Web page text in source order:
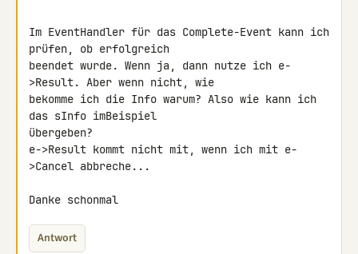
Im EventHandler für das Complete-Event kann ich
prüfen, ob erfolgreich
beendet wurde. Wenn ja, dann nutze ich e-
>Result. Aber wenn nicht, wie
bekomme ich die Info warum? Also wie kann ich
das sInfo imBeispiel
übergeben?
e->Result kommt nicht mit, wenn ich mit e-
>Cancel abbreche...
Danke schonmal
Antwort